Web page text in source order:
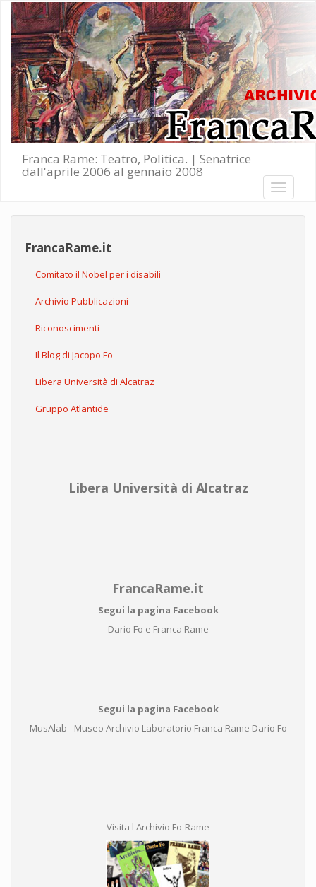
Salta al contenuto principale
Franca Rame: Teatro, Politica. | Senatrice
dall'aprile 2006 al gennaio 2008
Toggle
FrancaRame.it
Comitato il Nobel per i disabili
Archivio Pubblicazioni
Riconoscimenti
Il Blog di Jacopo Fo
Libera Università di Alcatraz
Gruppo Atlantide
Libera Università di Alcatraz
FrancaRame.it
Segui la pagina Facebook
Dario Fo e Franca Rame
Segui la pagina Facebook
MusAlab - Museo Archivio Laboratorio Franca Rame Dario Fo
Visita l'Archivio Fo-Rame